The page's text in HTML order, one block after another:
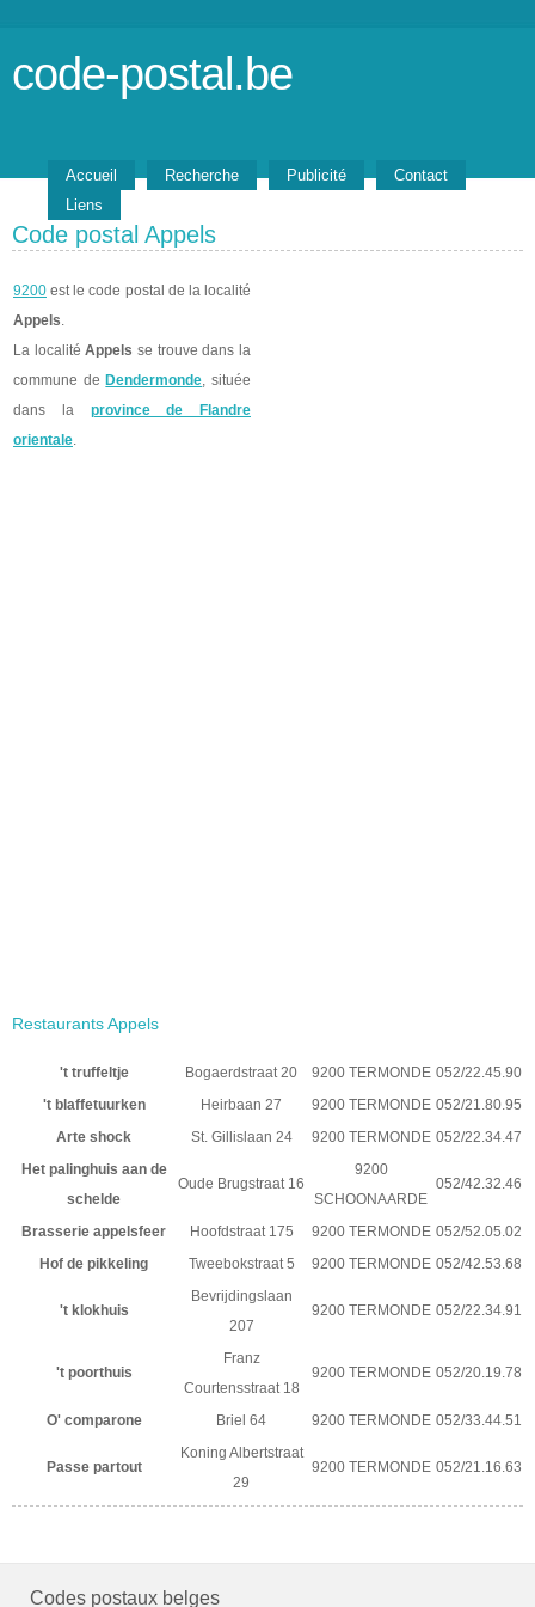
code-postal.be
Accueil Recherche Publicité
Contact
Liens
Code postal Appels
9200 est le code postal de la localité
Appels.
La localitéAppels se trouve dans la
commune de Dendermonde, située
dans la province de Flandre
orientale.
Restaurants Appels
't truffeltje Bogaerdstraat 20 9200 TERMONDE 052/22.45.90
't blaffetuurken
Heirbaan 27 9200 TERMONDE 052/21.80.95
Arte shock
St. Gillislaan 24 9200 TERMONDE 052/22.34.47
Het palinghuis aan de
schelde
Oude Brugstraat 16
9200
SCHOONAARDE
052/42.32.46
Brasserie appelsfeer Hoofdstraat 175 9200 TERMONDE 052/52.05.02
Hof de pikkeling
Tweebokstraat 5 9200 TERMONDE 052/42.53.68
't klokhuis
Bevrijdingslaan
207
9200 TERMONDE 052/22.34.91
't poorthuis
Franz
Courtensstraat 18
9200 TERMONDE 052/20.19.78
O' comparone Briel 64 9200 TERMONDE 052/33.44.51
Passe partout
Koning Albertstraat
29
9200 TERMONDE 052/21.16.63
Codes postaux belges